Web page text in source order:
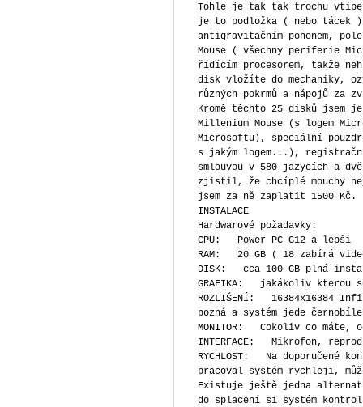
Tohle je tak tak trochu
je to podložka ( nebo tácek )
antigravitačním pohonem,
Mouse ( všechny periferie
řídícím procesorem, takže
disk vložíte do mechaniky,
různých pokrmů a nápojů za
Kromě těchto 25 disků jsem
Millenium Mouse (s logem
Microsoftu), speciální
s jakým logem...),
smlouvou v 580 jazycích a
zjistil, že chcíplé mouchy
jsem za ně zaplatit 1500 Kč.
INSTALACE
Hardwarové požadavky:
CPU: Power PC G12 a lepší
RAM: 20 GB ( 18 zabírá
DISK: cca 100 GB plná
GRAFIKA: jakákoliv kterou
ROZLIŠENÍ: 16384x16384
pozná a systém jede černobíle
MONITOR: Cokoliv co máte,
INTERFACE: Mikrofon,
RYCHLOST: Na doporučené
pracoval systém rychleji,
Existuje ještě jedna
do splacení si systém